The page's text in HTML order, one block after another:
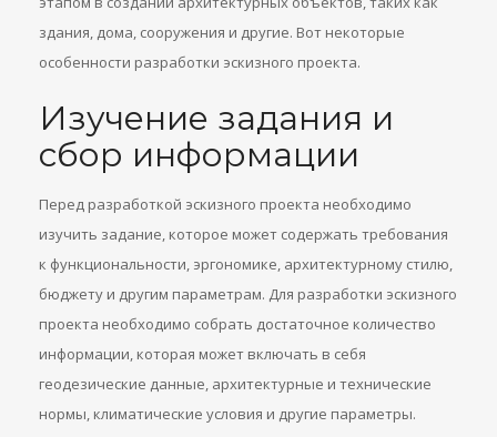
здания, дома, сооружения и другие. Вот некоторые
особенности разработки эскизного проекта.
Изучение задания и
сбор информации
Перед разработкой эскизного проекта необходимо
изучить задание, которое может содержать требования
к функциональности, эргономике, архитектурному стилю,
бюджету и другим параметрам. Для разработки эскизного
проекта необходимо собрать достаточное количество
информации, которая может включать в себя
геодезические данные, архитектурные и технические
нормы, климатические условия и другие параметры.